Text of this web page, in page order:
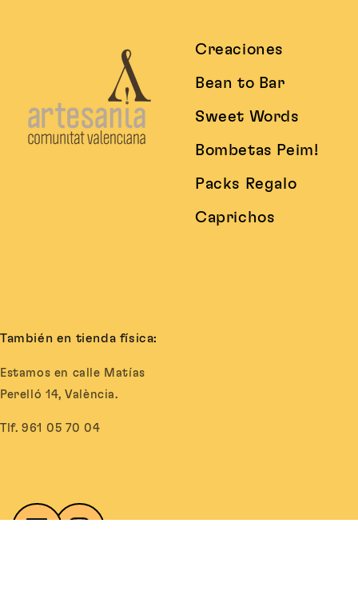
Creaciones
Bean to Bar
Sweet Words
Bombetas Peim!
Packs Regalo
Caprichos
También en tienda física:
Estamos en calle Matías
Perelló 14, València.
Tlf. 961 05 70 04